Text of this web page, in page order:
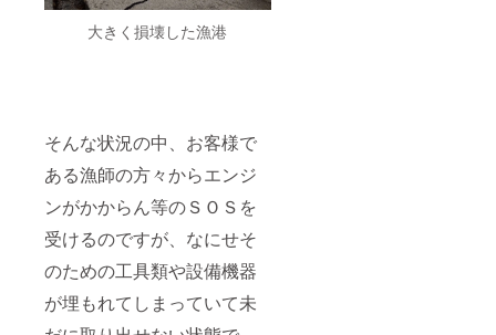
大きく損壊した漁港
そんな状況の中、お客様で
ある漁師の方々からエンジ
ンがかからん等のＳＯＳを
受けるのですが、なにせそ
のための工具類や設備機器
が埋もれてしまっていて未